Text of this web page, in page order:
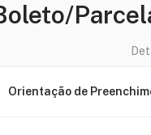
Orientação de